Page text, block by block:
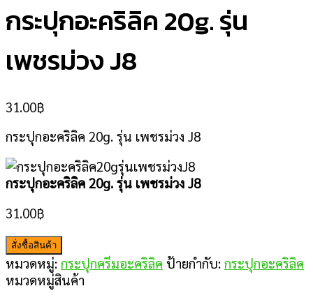
กระปุกอะคริลิค 20g. รุ่น
เพชรม่วง J8
31.00฿
กระปุกอะคริลิค 20g. รุ่น เพชรม่วง J8
กระปุกอะคริลิค 20g. รุ่น เพชรม่วง J8
31.00฿
สั่งซื้อสินค้า
หมวดหมู่: กระปุกครีมอะคริลิค ป้ายกำกับ: กระปุกอะคริลิค
หมวดหมู่สินค้า